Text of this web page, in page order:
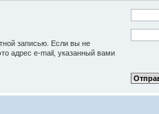
записью. Если вы не
адрес e-mail, указанный вами